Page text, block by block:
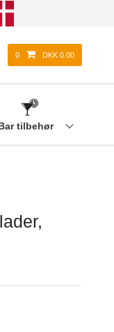
0 DKK 0.00
tilbehør